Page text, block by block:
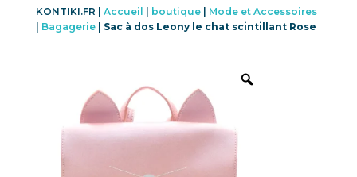
KONTIKI.FR | Accueil boutique| Mode et Accessoires
Bagagerie| Sac à dos Leony le chat scintillant Rose